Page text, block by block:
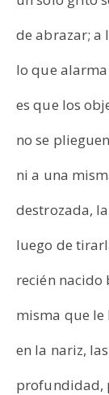
de abrazar; a
lo que
es que los
no se
ni a una
destrozada,
luego de
recién
misma que le
en la nariz,
profundidad,